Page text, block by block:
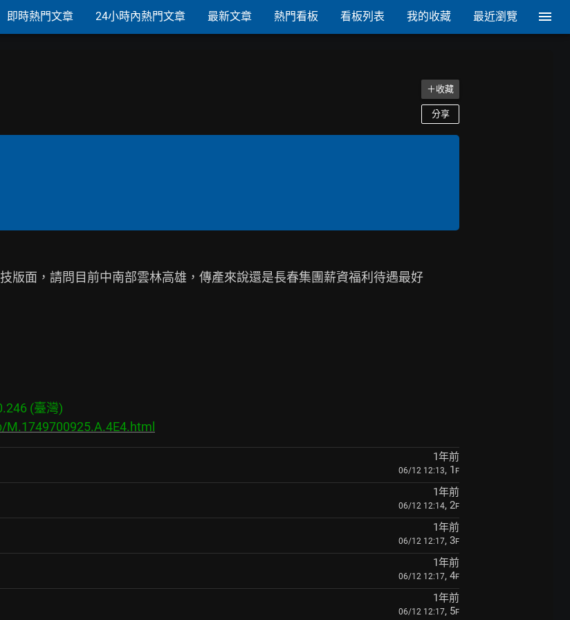
即時熱門文章 24小時內熱門文章 最新文章 熱門看板 看板列表 我的收藏 最近瀏覽
＋收藏
分享
版面，請問目前中南部雲林高雄，傳產來說還是長春集團薪資福利待遇最好
(臺灣)
1年前
06/12 12:13, 1 F
1年前
06/12 12:14, 2F
1年前
06/12 12:17, 3F
1年前
06/12 12:17, 4F
1年前
06/12 12:17, 5F